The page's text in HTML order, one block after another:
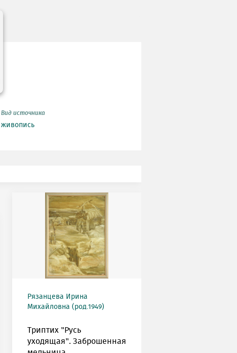
Вид источника
живопись
Рязанцева Ирина
Михайловна (род.1949)
Триптих "Русь
уходящая". Заброшенная